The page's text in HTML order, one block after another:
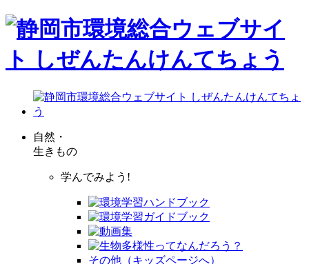
自然・
生きもの
学んでみよう!
その他（キッズページへ）